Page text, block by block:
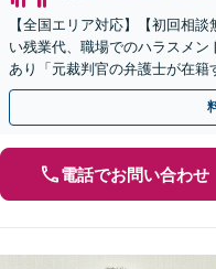
【全国エリア対応】【初回相
い残業代、職場でのハラスメ
あり「元裁判官の弁護士が在
裁判官経験を活かした最適な戦
電話でお問い合わせ